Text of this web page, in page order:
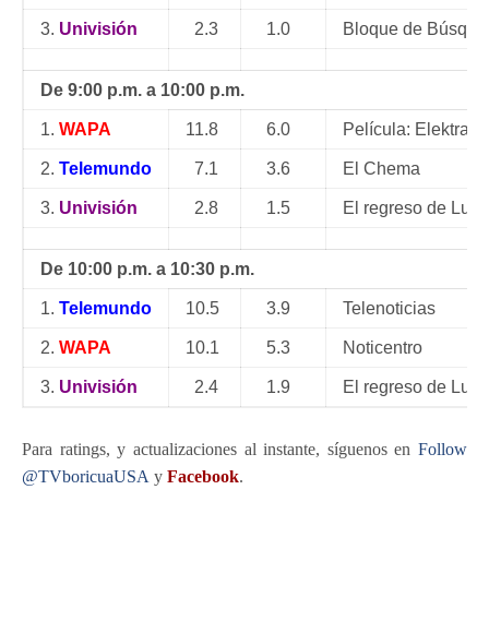
3. Univisión 2.3 1.0 Bloque de
De 9:00 p.m. a 10:00 p.m.
1. WAPA 11.8 6.0 Película: Elektra
2. Telemundo 7.1 3.6 El Chema
3. Univisión 2.8 1.5 El regreso de
De 10:00 p.m. a 10:30 p.m.
1. Telemundo 10.5 3.9 Telenoticias
2. WAPA 10.1 5.3 Noticentro
3. Univisión 2.4 1.9 El regreso de
Para ratings, y actualizaciones al instante, síguenos en Follow
@TVboricuaUSA y Facebook.